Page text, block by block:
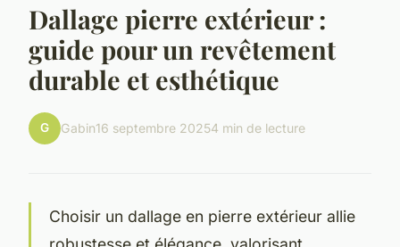
Dallage pierre extérieur :
guide pour un revêtement
durable et esthétique
G Gabin16 septembre 20254 min de lecture
Choisir un dallage en pierre extérieur allie